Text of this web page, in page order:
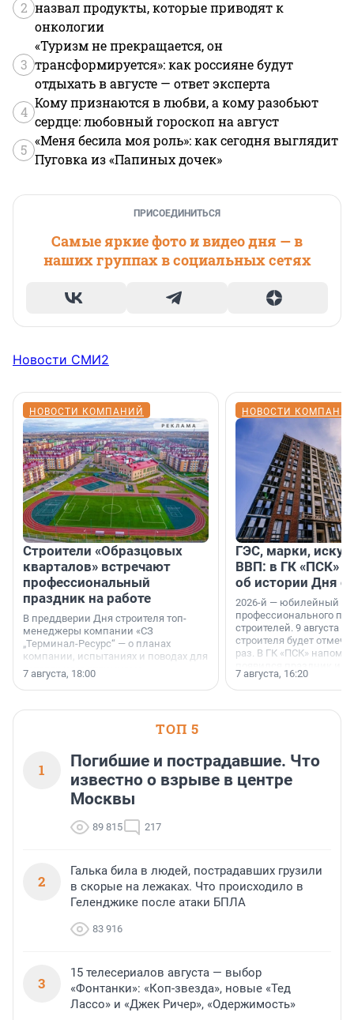
2 назвал продукты, которые приводят к
онкологии
3
«Туризм не прекращается, он
трансформируется»: как россияне будут
отдыхать в августе — ответ эксперта
4
Кому признаются в любви, а кому разобьют
сердце: любовный гороскоп на август
5
«Меня бесила моя роль»: как сегодня выглядит
Пуговка из «Папиных дочек»
ПРИСОЕДИНИТЬСЯ
Самые яркие фото и видео дня — в
наших группах в социальных сетях
Новости СМИ2
НОВОСТИ КОМПАНИЙ
Строители «Образцовых
кварталов» встречают
профессиональный
праздник на работе
В преддверии Дня строителя топ-
менеджеры компании «СЗ
„Терминал-Ресурс“ — о планах
компании, испытаниях и поводах для
осторожного оптимизма.
7 августа, 18:00
НОВОСТИ
ГЭС, марки,
ВВП: в ГК «ПСК»
об истории Дня
2026-й — юбилейный
профессионального
строителей. 9 августа
строителя будет
раз. В ГК «ПСК»
поменялась роль
7 августа, 16:20
ТОП 5
1
Погибшие и пострадавшие. Что
известно о взрыве в центре
Москвы
89 815 217
2
Галька била в людей, пострадавших грузили
в скорые на лежаках. Что происходило в
Геленджике после атаки БПЛА
83 916
3
15 телесериалов августа — выбор
«Фонтанки»: «Коп-звезда», новые «Тед
Лассо» и «Джек Ричер», «Одержимость»